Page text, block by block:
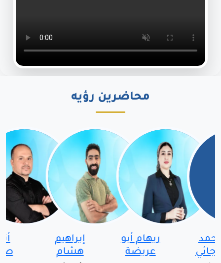
محاضرين رؤيه
إبراهيم
ريهام أبو
عريضة
الرجائي